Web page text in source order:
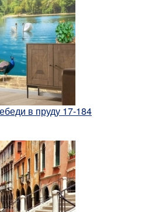
в пруду 17-184